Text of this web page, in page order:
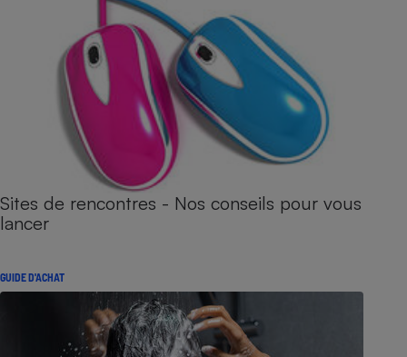
Sites de rencontres - Nos conseils pour vous
lancer
GUIDE D'ACHAT